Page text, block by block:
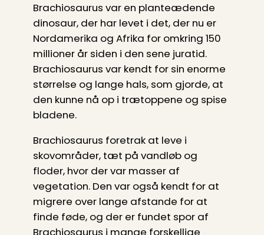
Brachiosaurus var en planteædende
dinosaur, der har levet i det, der nu er
Nordamerika og Afrika for omkring 150
millioner år siden i den sene juratid.
Brachiosaurus var kendt for sin enorme
størrelse og lange hals, som gjorde, at
den kunne nå op i trætoppene og spise
bladene.
Brachiosaurus foretrak at leve i
skovområder, tæt på vandløb og
floder, hvor der var masser af
vegetation. Den var også kendt for at
migrere over lange afstande for at
finde føde, og der er fundet spor af
Brachiosaurus i mange forskellige